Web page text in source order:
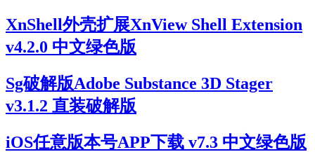
XnShell外壳扩展XnView Shell Extension
v4.2.0 中文绿色版
Sg破解版Adobe Substance 3D Stager
v3.1.2 直装破解版
iOS任意版本号APP下载 v7.3 中文绿色版